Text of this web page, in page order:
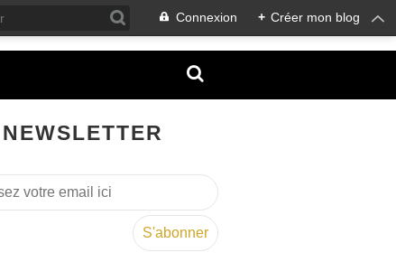
Connexion + Créer mon blog
NEWSLETTER